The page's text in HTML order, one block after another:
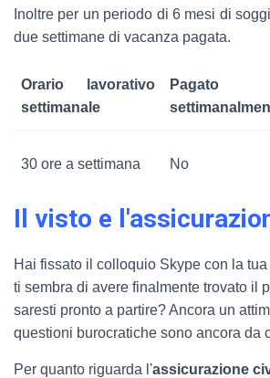
Inoltre per un periodo di 6 mesi di
due settimane di vacanza pagata.
Orario lavorativo
settimanale
Pagato
30 ore a settimana No
Il visto e
Hai fissato il colloquio Skype con la
ti sembra di avere finalmente trovato il
saresti pronto a partire? Ancora un
questioni burocratiche sono ancora da
Per quanto riguarda l'assicurazione